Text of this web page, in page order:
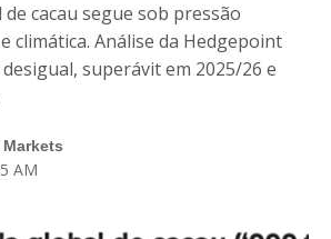
cacau segue sob pressão
climática. Análise da Hedgepoint
superávit em 2025/26 e
AM